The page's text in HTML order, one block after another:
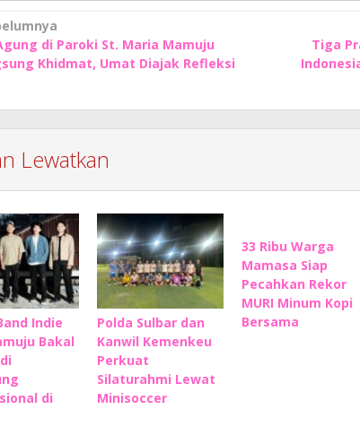
di Paroki St. Maria Mamuju
Khidmat, Umat Diajak Refleksi
Tiga
Lewatkan
Indie
Bakal
di
Polda Sulbar dan
Kanwil Kemenkeu
Perkuat
Silaturahmi Lewat
Minisoccer
33 Ribu Warga
Mamasa Siap
Pecahkan Rekor
MURI Minum Kopi
Bersama